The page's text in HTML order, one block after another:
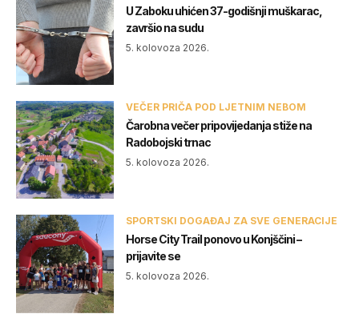
U Zaboku uhićen 37-godišnji muškarac,
završio na sudu
5. kolovoza 2026.
VEČER PRIČA POD LJETNIM NEBOM
Čarobna večer pripovijedanja stiže na
Radobojski trnac
5. kolovoza 2026.
SPORTSKI DOGAĐAJ ZA SVE GENERACIJE
Horse City Trail ponovo u Konjščini –
prijavite se
5. kolovoza 2026.